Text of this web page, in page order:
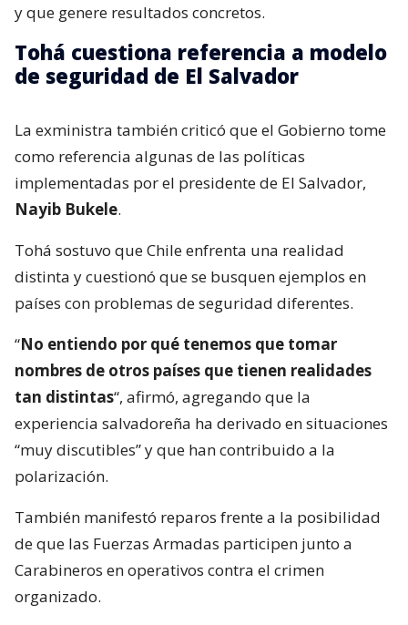
y que genere resultados concretos.
Tohá cuestiona referencia a modelo
de seguridad de El Salvador
La exministra también criticó que el Gobierno tome
como referencia algunas de las políticas
implementadas por el presidente de El Salvador,
Nayib Bukele.
Tohá sostuvo que Chile enfrenta una realidad
distinta y cuestionó que se busquen ejemplos en
países con problemas de seguridad diferentes.
“No entiendo por qué tenemos que tomar
nombres de otros países que tienen realidades
tan distintas“, afirmó, agregando que la
experiencia salvadoreña ha derivado en situaciones
“muy discutibles” y que han contribuido a la
polarización.
También manifestó reparos frente a la posibilidad
de que las Fuerzas Armadas participen junto a
Carabineros en operativos contra el crimen
organizado.